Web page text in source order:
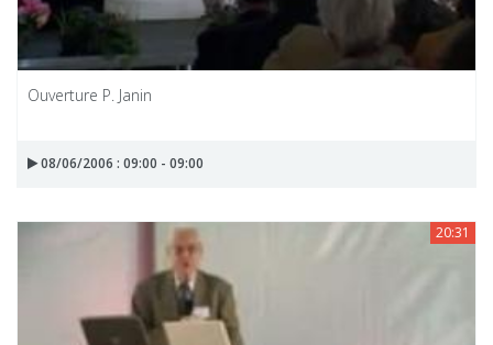
Ouverture P. Janin
08/06/2006 : 09:00 - 09:00
20:31